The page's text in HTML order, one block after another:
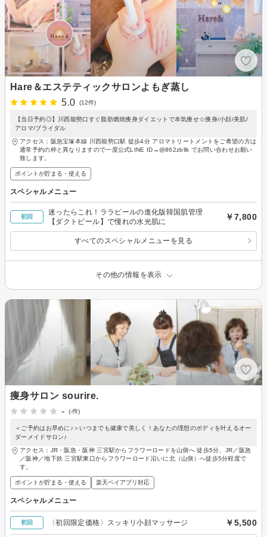
Hare＆エステティックサロンよもぎ蒸し
5.0
(12件)
【当日予約◎】川西能勢口すぐ脂肪燃焼痩身ダイエットで本気痩せ☆痩身/小顔/美肌/
アロマ/ブライダル
アクセス：阪急宝塚本線 川西能勢口駅 徒歩4分 アロマトリートメントをご希望の方は
通常予約の枠と異なりますので一度公式LINE ID→@862zbllk でお問い合わせお願い
致します。
ポイントが貯まる・使える
スペシャルメニュー
初回
迷ったらこれ！ララピールの進化版韓国肌管理
【ダクトピール】で憧れの水光肌に
￥7,800
すべてのスペシャルメニューを見る
その他の情報を表示
痩身サロン sourire.
-
(-件)
＜ご予約はお早めに♪＞いつまでも健康で美しく！あなたの理想のボディを叶えるオー
ダーメイドサロン♪
アクセス：JR・阪急・阪神 三宮駅からフラワーロードを山側へ 徒歩5分、JR／阪急
／阪神／地下鉄 三宮駅東口からフラワーロード沿いに北（山側）へ徒歩5分程度で
す。
ポイントが貯まる・使える 楽天ペイアプリ対応
スペシャルメニュー
初回 〈初回限定価格〉スッキリ小顔マッサージ ￥5,500